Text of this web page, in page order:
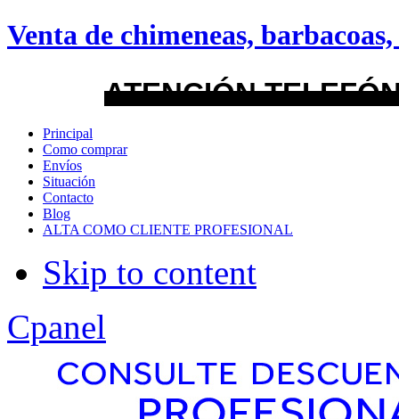
Venta de chimeneas, barbacoas,
ATENCIÓN
Principal
Como comprar
Envíos
Situación
Contacto
Blog
ALTA COMO CLIENTE PROFESIONAL
Skip to content
android
Menu Style
Mega
Css
Dropline
Split
Cpanel